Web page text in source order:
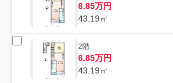
6.85万円
43.19㎡
2階
6.85万円
43.19㎡